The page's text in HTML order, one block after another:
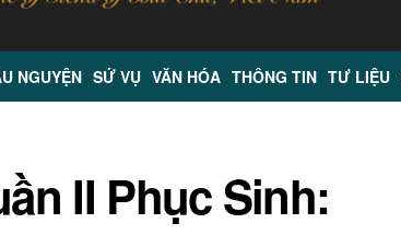
NGUYỆN SỨ VỤ VĂN HÓA THÔNG TIN TƯ LIỆU
II Phục Sinh: